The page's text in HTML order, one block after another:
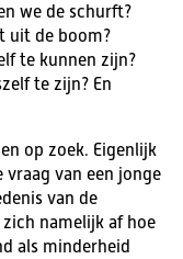
we de schurft?
uit de boom?
te kunnen zijn?
te zijn? En
op zoek. Eigenlijk
vraag van een jonge
van de
namelijk af hoe
als minderheid